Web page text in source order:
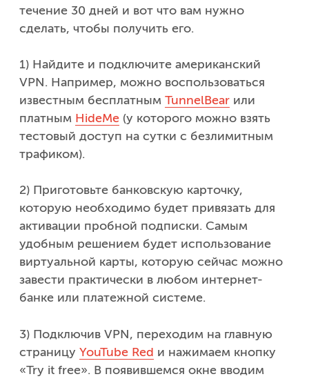
течение 30 дней и вот что вам нужно
сделать, чтобы получить его.
1) Найдите и подключите американский
VPN. Например, можно воспользоваться
известным бесплатным TunnelBear или
платным HideMe (у которого можно взять
тестовый доступ на сутки с безлимитным
трафиком).
2) Приготовьте банковскую карточку,
которую необходимо будет привязать для
активации пробной подписки. Самым
удобным решением будет использование
виртуальной карты, которую сейчас можно
завести практически в любом интернет-
банке или платежной системе.
3) Подключив VPN, переходим на главную
страницу YouTube Red и нажимаем кнопку
«Try it free». В появившемся окне вводим